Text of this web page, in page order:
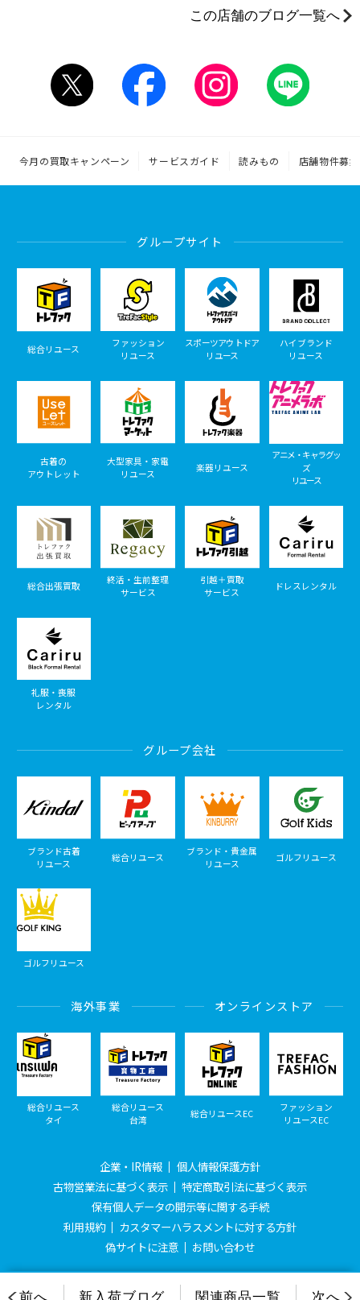
この店舗のブログ一覧へ
今月の買取キャンペーン サービスガイド 読みもの 店舗物件募集
グループサイト
総合リユース
ファッション
リユース
スポーツアウトドア
リユース
ハイブランド
リユース
古着の
アウトレット
大型家具・家電
リユース
楽器リユース
アニメ・キャラグッ
ズ
リユース
総合出張買取
終活・生前整理
サービス
引越＋買取
サービス
ドレスレンタル
礼服・喪服
レンタル
グループ会社
ブランド古着
リユース
総合リユース
ブランド・貴金属
リユース
ゴルフリユース
ゴルフリユース
海外事業
総合リユース
タイ
総合リユース
台湾
オンラインストア
総合リユースEC
ファッション
リユースEC
企業・IR情報
個人情報保護方針
古物営業法に基づく表示
特定商取引法に基づく表示
保有個人データの開示等に関する手続
利用規約
カスタマーハラスメントに対する方針
偽サイトに注意
お問い合わせ
© Treasure Factory, All Rights Reserved.